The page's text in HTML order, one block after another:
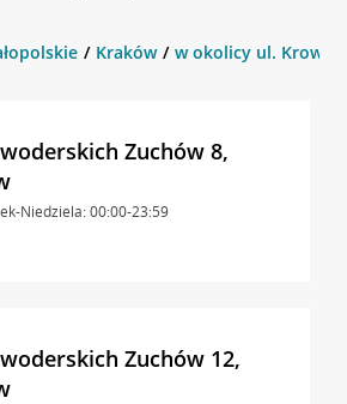
Kraków w okolicy ul.
Zuchów 8,
Niedziela: 00:00-23:59
Zuchów 12,